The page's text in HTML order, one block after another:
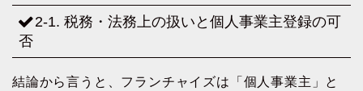
2-1. 税務・法務上の扱いと個人事業主登録の可
否
結論から言うと、フランチャイズは「個人事業主」と